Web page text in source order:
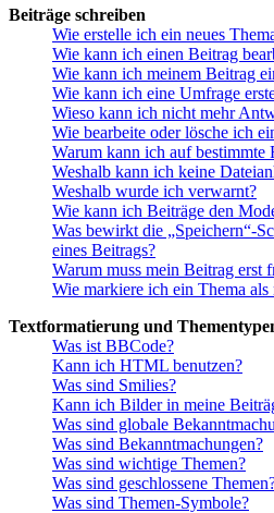
Beiträge schreiben
Wie erstelle ich ein neues
Wie kann ich einen Beitrag
Wie kann ich meinem Beitrag
Wie kann ich eine Umfrage
Wieso kann ich nicht mehr
Wie bearbeite oder lösche ich
Warum kann ich auf bestimmte
Weshalb kann ich keine
Weshalb wurde ich verwarnt?
Wie kann ich Beiträge den
Was bewirkt die „Speichern“-
eines Beitrags?
Warum muss mein Beitrag erst
Wie markiere ich ein Thema als
Textformatierung und
Was ist BBCode?
Kann ich HTML benutzen?
Was sind Smilies?
Kann ich Bilder in meine
Was sind globale
Was sind Bekanntmachungen?
Was sind wichtige Themen?
Was sind geschlossene
Was sind Themen-Symbole?